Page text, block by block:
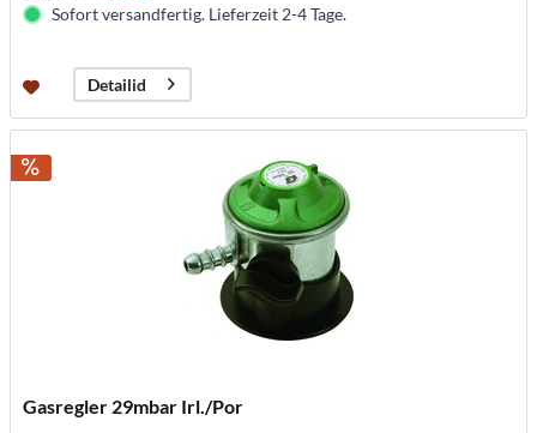
Sofort versandfertig. Lieferzeit 2-4 Tage.
Detailid
Gasregler 29mbar Irl./Por